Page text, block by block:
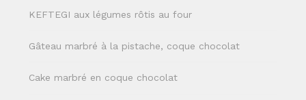
KEFTEGI aux légumes rôtis au four
Gâteau marbré à la pistache, coque chocolat
Cake marbré en coque chocolat